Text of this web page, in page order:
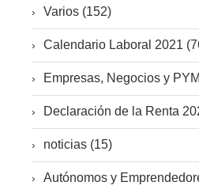
Calendario Laboral 2021
Empresas, Negocios y
Declaración de la Renta
Autónomos y